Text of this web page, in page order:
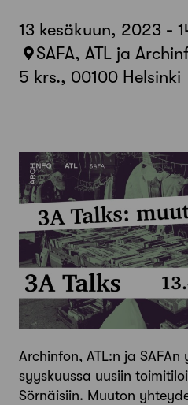
13 kesäkuun, 2023 -
SAFA, ATL ja
5 krs., 00100 Helsinki
Archinfon, ATL:n ja
syyskuussa uusiin
Sörnäisiin. Muuton